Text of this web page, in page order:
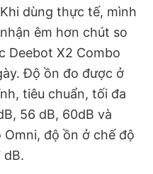
dùng thực tế, mình
êm hơn chút so
Deebot X2 Combo
Độ ồn đo được ở
tiêu chuẩn, tối đa
56 dB, 60dB và
Omni, độ ồn ở chế độ
dB.